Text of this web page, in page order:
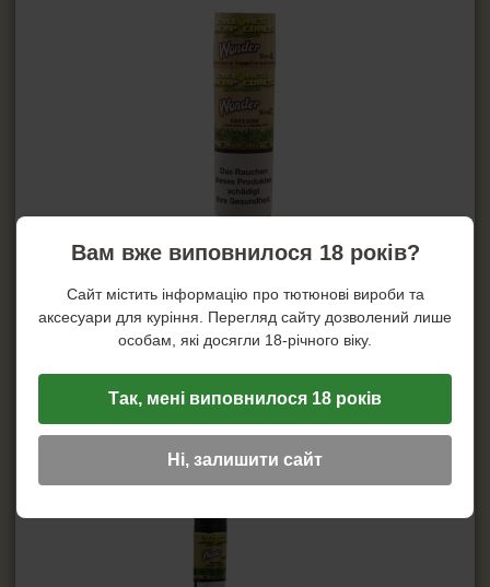
Вам вже виповнилося 18 років?
Сайт містить інформацію про тютюнові вироби та
аксесуари для куріння. Перегляд сайту дозволений лише
особам, які досягли 18-річного віку.
Так, мені виповнилося 18 років
Ні, залишити сайт